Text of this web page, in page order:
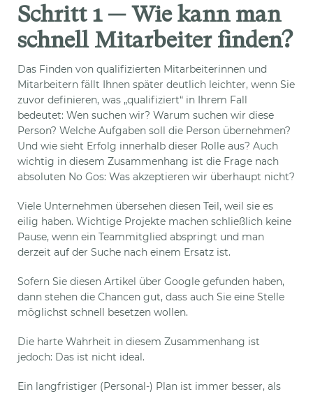
Schritt 1 — Wie kann man
schnell Mitarbeiter finden?
Das Finden von qualifizierten Mitarbeiterinnen und
Mitarbeitern fällt Ihnen später deutlich leichter, wenn Sie
zuvor definieren, was „qualifiziert“ in Ihrem Fall
bedeutet: Wen suchen wir? Warum suchen wir diese
Person? Welche Aufgaben soll die Person übernehmen?
Und wie sieht Erfolg innerhalb dieser Rolle aus? Auch
wichtig in diesem Zusammenhang ist die Frage nach
absoluten No Gos: Was akzeptieren wir überhaupt nicht?
Viele Unternehmen übersehen diesen Teil, weil sie es
eilig haben. Wichtige Projekte machen schließlich keine
Pause, wenn ein Teammitglied abspringt und man
derzeit auf der Suche nach einem Ersatz ist.
Sofern Sie diesen Artikel über Google gefunden haben,
dann stehen die Chancen gut, dass auch Sie eine Stelle
möglichst schnell besetzen wollen.
Die harte Wahrheit in diesem Zusammenhang ist
jedoch: Das ist nicht ideal.
Ein langfristiger (Personal-) Plan ist immer besser, als